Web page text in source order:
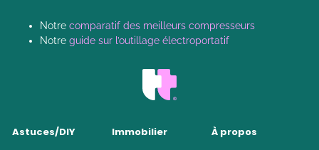
Notre comparatif des meilleurs compresseurs
Notre guide sur l’outillage électroportatif
Astuces/DIY
Immobilier
À propos